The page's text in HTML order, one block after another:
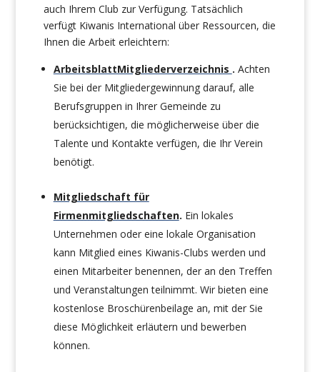
auch Ihrem Club zur Verfügung. Tatsächlich
verfügt Kiwanis International über Ressourcen, die
Ihnen die Arbeit erleichtern:
ArbeitsblattMitgliederverzeichnis . Achten
Sie bei der Mitgliedergewinnung darauf, alle
Berufsgruppen in Ihrer Gemeinde zu
berücksichtigen, die möglicherweise über die
Talente und Kontakte verfügen, die Ihr Verein
benötigt.
Mitgliedschaft für
Firmenmitgliedschaften. Ein lokales
Unternehmen oder eine lokale Organisation
kann Mitglied eines Kiwanis-Clubs werden und
einen Mitarbeiter benennen, der an den Treffen
und Veranstaltungen teilnimmt. Wir bieten eine
kostenlose Broschürenbeilage an, mit der Sie
diese Möglichkeit erläutern und bewerben
können.